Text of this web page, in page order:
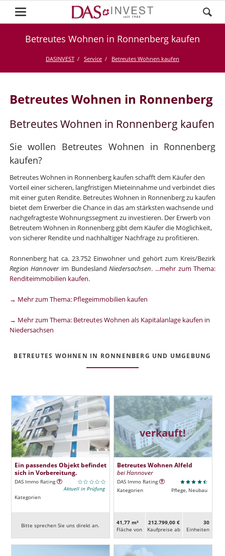
Betreutes Wohnen in Ronnenberg kaufen
DASINVEST Service Betreutes Wohnen kaufen
Betreutes Wohnen in Ronnenberg
Betreutes Wohnen in Ronnenberg kaufen
Sie wollen Betreutes Wohnen in Ronnenberg
kaufen?
Betreutes Wohnen in Ronnenberg kaufen schafft dem Käufer den
Vorteil einer sicheren, langfristigen Mieteinnahme und verbindet dies
mit einer guten Rendite. Betreutes Wohnen in Ronnenberg zu kaufen
bietet dem Erwerber die Chance in das am stärksten wachsende und
nachgefragteste Wohnungssegment zu investieren. Der Erwerb von
Betreutem Wohnen in Ronnenberg gibt dem Käufer die Möglichkeit,
von sicherer Rendite und nachhaltiger Nachfrage zu profitieren.
Ronnenberg hat ca. 23.752 Einwohner und gehört zum Kreis/Bezirk
Region Hannoverim BundeslandNiedersachsen. ...mehr zum Thema:
Renditeimmobilien kaufen.
→ Mehr zum Thema: Pflegeimmobilien kaufen
→ Mehr zum Thema: Betreutes Wohnen als Kapitalanlage kaufen in
Niedersachsen
BETREUTES WOHNEN IN RONNENBERG UND UMGEBUNG
Ein passendes Objekt befindet
sich in Vorbereitung.
DAS Immo Rating
Aktuell in Prüfung
Kategorien
Bitte sprechen Sie uns direkt an.
verkauft!
Betreutes Wohnen Alfeld
bei Hannover
DAS Immo Rating
Kategorien
Pflege, Neubau
41,77 m²
Fläche von
212.799,00 €
Kaufpreise ab
30
Ein­heiten